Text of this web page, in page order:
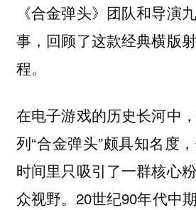
《合金弹头》团队和导演
事，回顾了这款经典横版
程。
在电子游戏的历史长河中
列“合金弹头”颇具知名度
时间里只吸引了一群核心
众视野。20世纪90年代中